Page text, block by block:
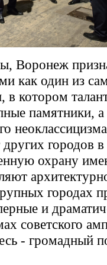
Воронеж
как один из
в котором
памятники,
городов в
охрану
городах
и
советского
- громадный